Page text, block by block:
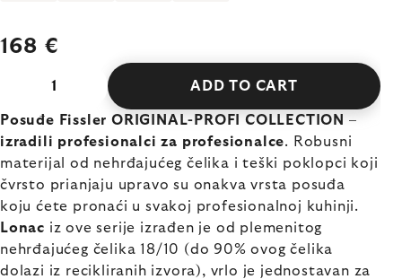
168 €
ADD TO CART
Posuđe Fissler ORIGINAL-PROFI COLLECTION –
izradili profesionalci za profesionalce. Robusni
materijal od nehrđajućeg čelika i teški poklopci koji
čvrsto prianjaju upravo su onakva vrsta posuđa
koju ćete pronaći u svakoj profesionalnoj kuhinji.
Lonac iz ove serije izrađen je od plemenitog
nehrđajućeg čelika 18/10 (do 90% ovog čelika
dolazi iz recikliranih izvora), vrlo je jednostavan za